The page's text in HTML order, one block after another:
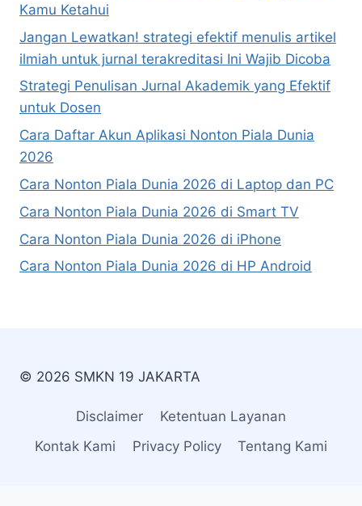
Kamu Ketahui
Jangan Lewatkan! strategi efektif menulis artikel
ilmiah untuk jurnal terakreditasi Ini Wajib Dicoba
Strategi Penulisan Jurnal Akademik yang Efektif
untuk Dosen
Cara Daftar Akun Aplikasi Nonton Piala Dunia
2026
Cara Nonton Piala Dunia 2026 di Laptop dan PC
Cara Nonton Piala Dunia 2026 di Smart TV
Cara Nonton Piala Dunia 2026 di iPhone
Cara Nonton Piala Dunia 2026 di HP Android
© 2026 SMKN 19 JAKARTA
Disclaimer
Ketentuan Layanan
Kontak Kami
Privacy Policy Tentang Kami